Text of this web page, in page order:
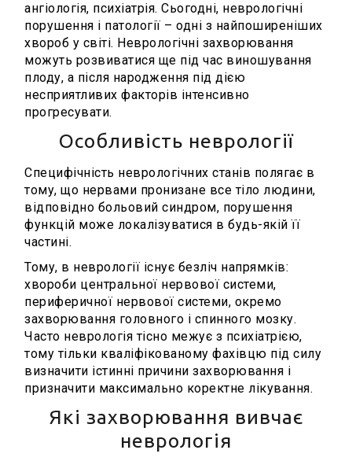
ангіологія, психіатрія. Сьогодні, неврологічні
порушення і патології – одні з найпоширеніших
хвороб у світі. Неврологічні захворювання
можуть розвиватися ще під час виношування
плоду, а після народження під дією
несприятливих факторів інтенсивно
прогресувати.
Особливість неврології
Специфічність неврологічних станів полягає в
тому, що нервами пронизане все тіло людини,
відповідно больовий синдром, порушення
функцій може локалізуватися в будь-якій її
частині.
Тому, в неврології існує безліч напрямків:
хвороби центральної нервової системи,
периферичної нервової системи, окремо
захворювання головного і спинного мозку.
Часто неврологія тісно межує з психіатрією,
тому тільки кваліфікованому фахівцю під силу
визначити істинні причини захворювання і
призначити максимально коректне лікування.
Які захворювання вивчає
неврологія